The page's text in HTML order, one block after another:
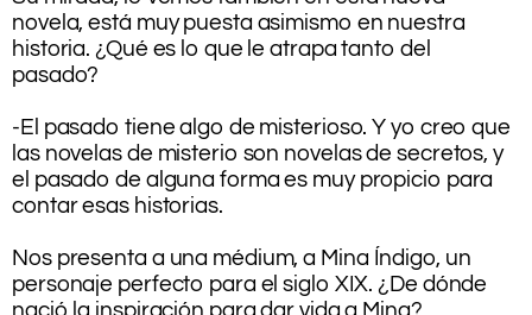
novela, está muy puesta asimismo en nuestra
historia. ¿Qué es lo que le atrapa tanto del
pasado?
-El pasado tiene algo de misterioso. Y yo creo que
las novelas de misterio son novelas de secretos, y
el pasado de alguna forma es muy propicio para
contar esas historias.
Nos presenta a una médium, a Mina Índigo, un
personaje perfecto para el siglo XIX. ¿De dónde